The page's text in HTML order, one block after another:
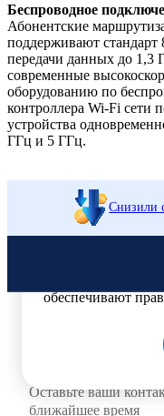
Беспроводное
Абонентские
поддерживают стандарт
передачи данных до 1,3
современные
оборудованию по
контроллера Wi-Fi сети
устройства
ГГц и 5 ГГц.